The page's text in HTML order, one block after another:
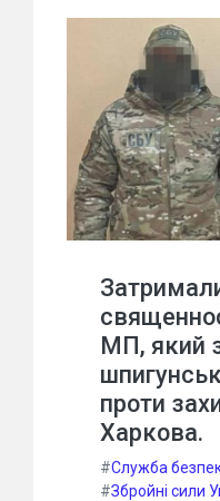
МП, який
проти
Харкова.
#Служба
#Збройні сили